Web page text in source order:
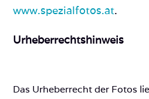
www.spezialfotos.at.
Urheberrechtshinweis
Das Urheberrecht der Fotos